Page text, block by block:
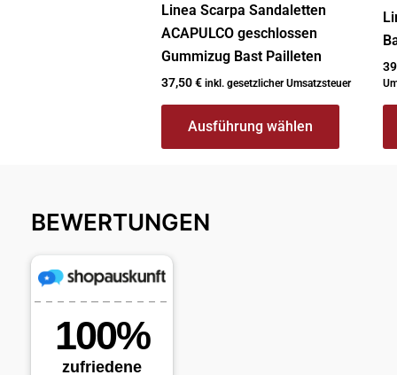
Linea Scarpa Sandaletten
ACAPULCO geschlossen
Gummizug Bast Pailleten
37,50€ inkl. gesetzlicher Umsatzsteuer
Ausführung wählen
Produktseite
gewählt
werden
BEWERTUNGEN